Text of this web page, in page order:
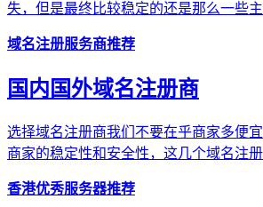
失，但是最终比较稳定的还是那么一些
域名注册服务商推荐
国内国外域名注册商
选择域名注册商我们不要在乎商家多便
商家的稳定性和安全性，这几个域名注
香港优秀服务器推荐